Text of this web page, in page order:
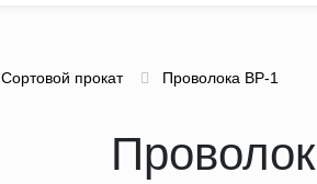
Сортовой прокат Проволока ВР-1